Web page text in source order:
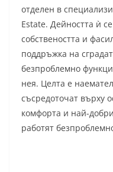
отделен в
Estate. Дейността ѝ
собствеността и
поддръжка на
безпроблемно
нея. Целта е
съсредоточат върху
комфорта и най-
работят